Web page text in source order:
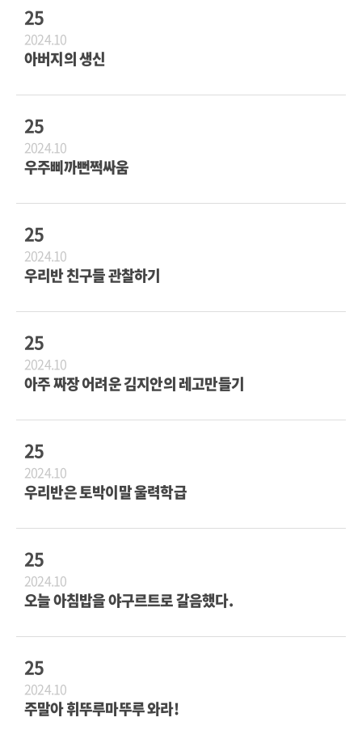
25
2024.10
아버지의 생신
25
2024.10
우주삐까뻔쩍싸움
25
2024.10
우리반 친구들 관찰하기
25
2024.10
아주 짜장 어려운 김지안의 레고만들기
25
2024.10
우리반은 토박이말 울력학급
25
2024.10
오늘 아침밥을 야구르트로 갈음했다.
25
2024.10
주말아 휘뚜루마뚜루 와라!